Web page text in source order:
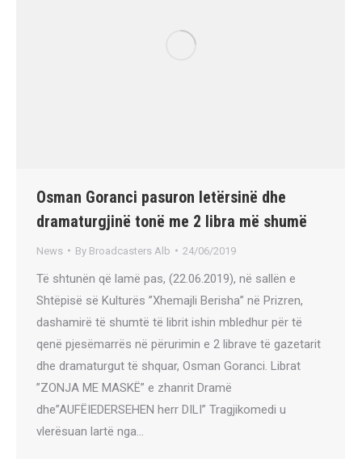
Osman Goranci pasuron letërsinë dhe
dramaturgjinë tonë me 2 libra më shumë
News By Broadcasters Alb 24/06/2019
Të shtunën që lamë pas, (22.06.2019), në sallën e
Shtëpisë së Kulturës ”Xhemajli Berisha” në Prizren,
dashamirë të shumtë të librit ishin mbledhur për të
qenë pjesëmarrës në përurimin e 2 librave të gazetarit
dhe dramaturgut të shquar, Osman Goranci. Librat
”ZONJA ME MASKË” e zhanrit Dramë
dhe”AUFËIEDERSEHEN herr DILI” Tragjikomedi u
vlerësuan lartë nga…